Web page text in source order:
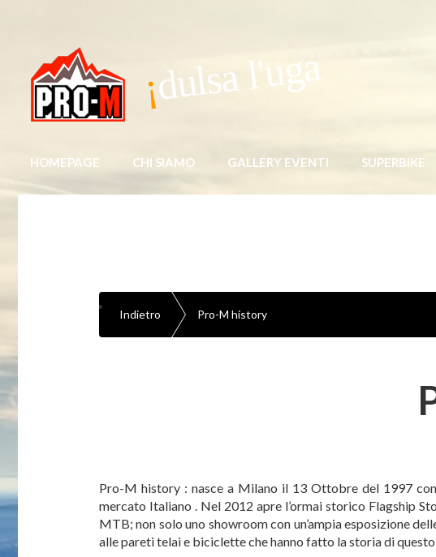
dulsa l'uga
HOMEPAGE CHI SIAMO GALLERY EVENTI SUPERBIKE
Indietro Pro-M history
Pro-M history : nasce a Milano il 13 Ottobre del 1997
mercato Italiano . Nel 2012 apre l’ormai storico Flagship
MTB; non solo uno showroom con un’ampia esposizione
alle pareti telai e biciclette che hanno fatto la storia di